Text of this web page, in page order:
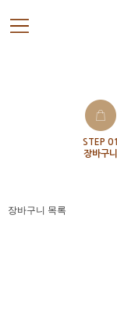
STEP 01
장바구니
장바구니 목록